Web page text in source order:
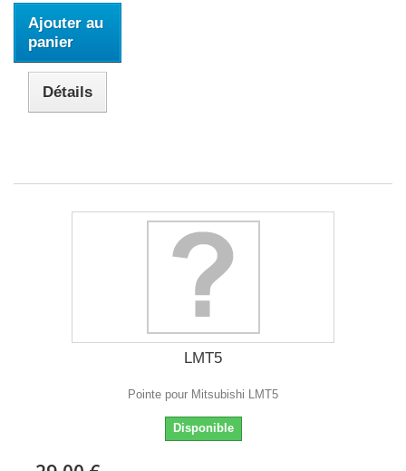
Ajouter au
panier
Détails
LMT5
Pointe pour Mitsubishi LMT5
Disponible